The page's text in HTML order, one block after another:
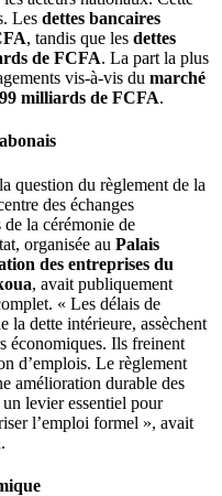
Les dettes bancaires
, tandis que les dettes
de FCFA. La part la plus
vis-à-vis du marché
milliards de FCFA.
question du règlement de la
des échanges
de la cérémonie de
organisée au Palais
des entreprises du
, avait publiquement
« Les délais de
la dette intérieure, assèchent
économiques. Ils freinent
d’emplois. Le règlement
amélioration durable des
levier essentiel pour
l’emploi formel », avait